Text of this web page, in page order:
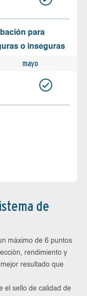
para
o inseguras
mayo
de
máximo de 6 puntos
rendimiento y
resultado que
el sello de calidad de